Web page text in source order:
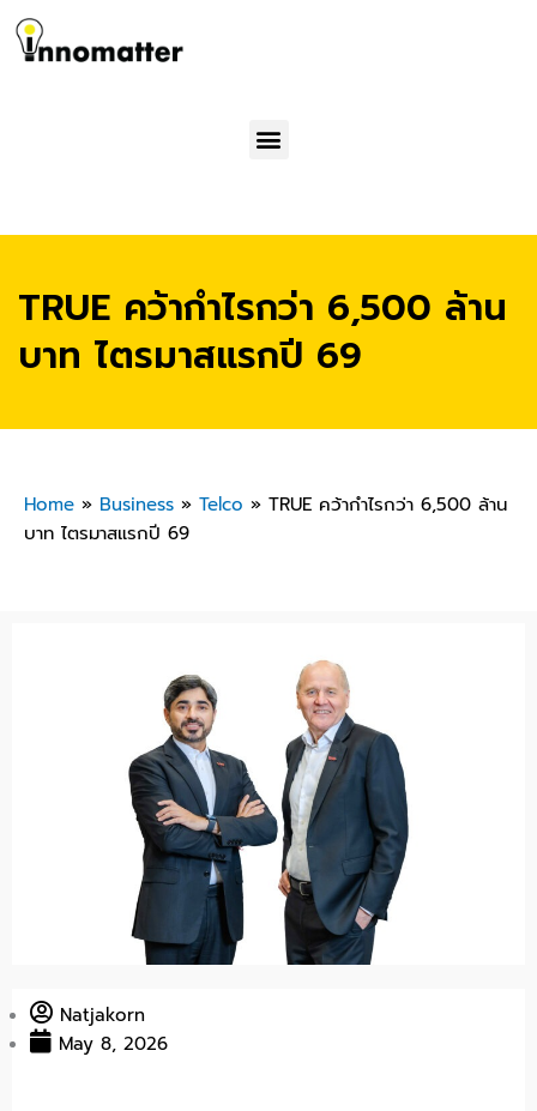
Menu
TRUE คว้ากำไรกว่า 6,500 ล้าน
บาท ไตรมาสแรกปี 69
Home » Business » Telco » TRUE คว้ากำไรกว่า 6,500 ล้าน
บาท ไตรมาสแรกปี 69
Natjakorn
May 8, 2026